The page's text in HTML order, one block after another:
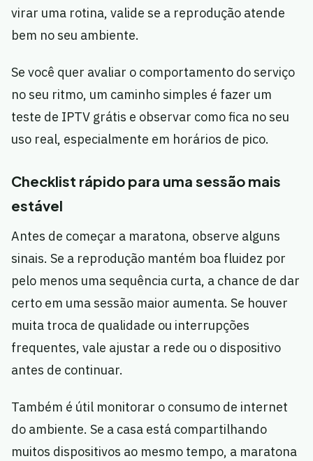
virar uma rotina, valide se a reprodução atende
bem no seu ambiente.
Se você quer avaliar o comportamento do serviço
no seu ritmo, um caminho simples é fazer um
teste de IPTV grátis e observar como fica no seu
uso real, especialmente em horários de pico.
Checklist rápido para uma sessão mais
estável
Antes de começar a maratona, observe alguns
sinais. Se a reprodução mantém boa fluidez por
pelo menos uma sequência curta, a chance de dar
certo em uma sessão maior aumenta. Se houver
muita troca de qualidade ou interrupções
frequentes, vale ajustar a rede ou o dispositivo
antes de continuar.
Também é útil monitorar o consumo de internet
do ambiente. Se a casa está compartilhando
muitos dispositivos ao mesmo tempo, a maratona